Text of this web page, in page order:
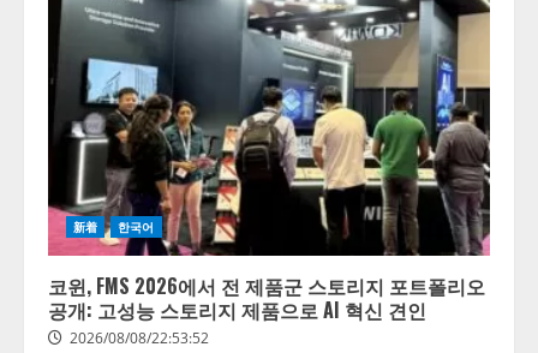
新着 한국어
코윈, FMS 2026에서 전 제품군 스토리지 포트폴리오
공개: 고성능 스토리지 제품으로 AI 혁신 견인
2026/08/08/22:53:52